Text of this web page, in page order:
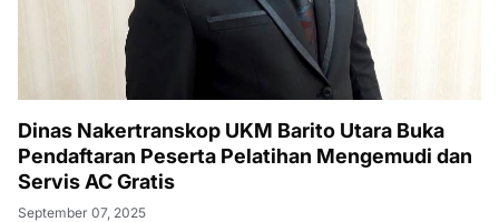
Dinas Nakertranskop UKM Barito Utara Buka
Pendaftaran Peserta Pelatihan Mengemudi dan
Servis AC Gratis
September 07, 2025